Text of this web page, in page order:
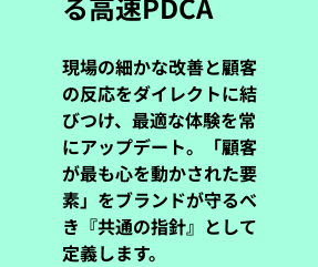
現場の細かな改善と顧客
の反応をダイレクトに結
びつけ、最適な体験を常
にアップデート。「顧客
が最も心を動かされた要
素」をブランドが守るべ
き『共通の指針』として
定義します。